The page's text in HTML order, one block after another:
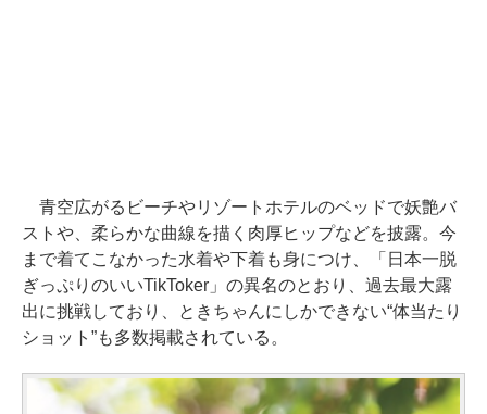
青空広がるビーチやリゾートホテルのベッドで妖艶バ
ストや、柔らかな曲線を描く肉厚ヒップなどを披露。今
まで着てこなかった水着や下着も身につけ、「日本一脱
ぎっぷりのいいTikToker」の異名のとおり、過去最大露
出に挑戦しており、ときちゃんにしかできない“体当たり
ショット”も多数掲載されている。